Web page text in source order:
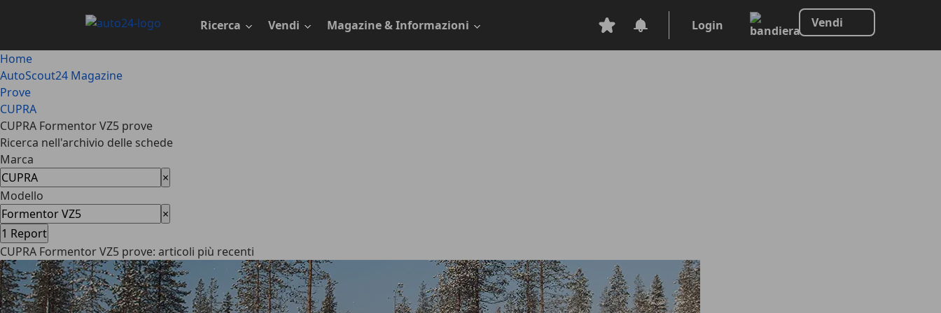
principale
Ricerca Vendi Magazine & Informazioni Login Vendi
Home
AutoScout24 Magazine
Prove
CUPRA
CUPRA Formentor VZ5 prove
Ricerca nell'archivio delle schede
Marca
×
Modello
×
1 Report
CUPRA Formentor VZ5 prove: articoli più recenti